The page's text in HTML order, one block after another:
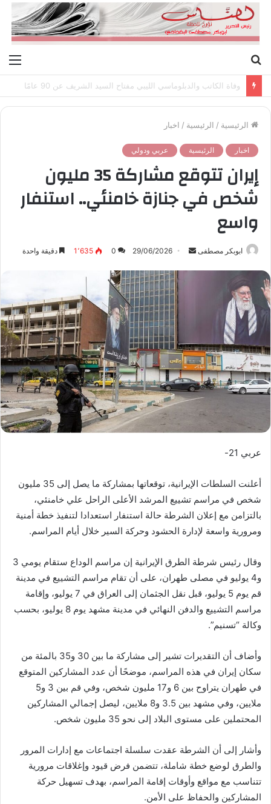
عن
وفاة الكاتب والدبلوماسي الليبي مفتاح السيد الشريف عن 90 عامًا
الرئيسية / الرئيسية / اخبار
اخبار الرئيسية عربي ودولي
إيران تتوقع مشاركة 35 مليون
شخص في جنازة خامنئي.. استنفار
واسع
ابوبكر مصطفى
د
ا
إ
ل
ي
ا
29/06/2026
0 1٬635 دقيقة واحدة
عربي 21-
أعلنت السلطات الإيرانية، توقعاتها بمشاركة ما يصل إلى 35 مليون
شخص في مراسم تشييع المرشد الأعلى الراحل علي خامنئي،
بالتزامن مع إعلان الشرطة حالة استنفار استعدادا لتنفيذ خطة أمنية
ومرورية واسعة لإدارة الحشود وحركة السير خلال أيام المراسم.
وقال رئيس شرطة الطرق الإيرانية إن مراسم الوداع ستقام يومي 3
و4 يوليو في مصلى طهران، على أن تقام مراسم التشييع في مدينة
قم يوم 5 يوليو، قبل نقل الجثمان إلى العراق في 7 يوليو، وإقامة
مراسم التشييع والدفن النهائي في مدينة مشهد يوم 8 يوليو، بحسب
وكالة “تسنيم”.
وأضاف أن التقديرات تشير إلى مشاركة ما بين 30 و35 بالمئة من
سكان إيران في هذه المراسم، موضحًا أن عدد المشاركين المتوقع
في طهران يتراوح بين 6 و17 مليون شخص، وفي قم بين 3 و5
ملايين، وفي مشهد بين 3.5 و8 ملايين، ليصل إجمالي المشاركين
المحتملين على مستوى البلاد إلى نحو 35 مليون شخص.
وأشار إلى أن الشرطة عقدت سلسلة اجتماعات مع إدارات المرور
والطرق لوضع خطة شاملة، تتضمن فرض قيود وإغلاقات مرورية
تتناسب مع مواقع وأوقات إقامة المراسم، بهدف تسهيل حركة
المشاركين والحفاظ على الأمن.